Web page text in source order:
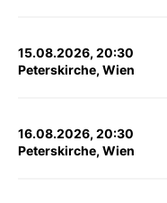
15.08.2026, 20:30
Peterskirche, Wien
16.08.2026, 20:30
Peterskirche, Wien